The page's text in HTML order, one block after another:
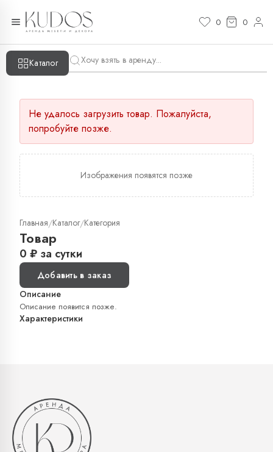
0 0
Каталог
Не удалось загрузить товар. Пожалуйста,
попробуйте позже.
Изображения появятся позже
Главная/Каталог/Категория
Товар
0 ₽ за сутки
Добавить в заказ
Описание
Описание появится позже.
Характеристики